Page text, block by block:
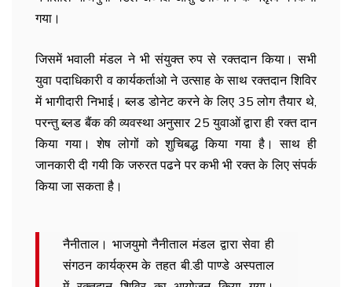
गया।
जिसमें भवाली मंडल ने भी संयुक्त रुप से रक्तदान किया। सभी
युवा पदाधिकारी व कार्यकर्ताओ ने उत्साह के साथ रक्तदान शिविर
में भागीदारी निभाई। ब्लड डोनेट करने के लिए 35 लोग तैयार थे,
परन्तु ब्लड बैंक की व्यवस्था अनुसार 25 युवाओं द्वारा ही रक्त दान
किया गया। शेष लोगों को शुचिबद्ध किया गया है। साथ ही
जानकारी दी गयी कि जरुरत पढने पर कभी भी रक्त के लिए संपर्क
किया जा सकता है।
नैनीताल। भाजयुमो नैनीताल मंडल द्वारा सेवा ही
संगठन कार्यक्रम के तहत बी.डी पाण्डे अस्पताल